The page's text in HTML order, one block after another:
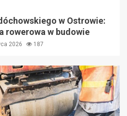
w Ostrowie:
rowerowa w budowie
2026 187